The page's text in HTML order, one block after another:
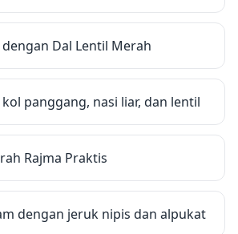
Dal Lentil Merah
panggang, nasi liar, dan lentil
Rajma Praktis
dengan jeruk nipis dan alpukat